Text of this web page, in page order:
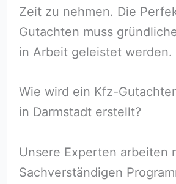
Zeit zu nehmen. Die
Gutachten muss
in Arbeit geleistet werden.
Wie wird ein Kfz-
in Darmstadt erstellt?
Unsere Experten arbeiten
Sachverständigen